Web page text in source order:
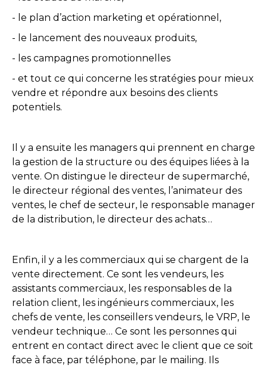
- le plan d’action marketing et opérationnel,
- le lancement des nouveaux produits,
- les campagnes promotionnelles
- et tout ce qui concerne les stratégies pour mieux
vendre et répondre aux besoins des clients
potentiels.
Il y a ensuite les managers qui prennent en charge
la gestion de la structure ou des équipes liées à la
vente. On distingue le directeur de supermarché,
le directeur régional des ventes, l’animateur des
ventes, le chef de secteur, le responsable manager
de la distribution, le directeur des achats…
Enfin, il y a les commerciaux qui se chargent de la
vente directement. Ce sont les vendeurs, les
assistants commerciaux, les responsables de la
relation client, les ingénieurs commerciaux, les
chefs de vente, les conseillers vendeurs, le VRP, le
vendeur technique… Ce sont les personnes qui
entrent en contact direct avec le client que ce soit
face à face, par téléphone, par le mailing. Ils